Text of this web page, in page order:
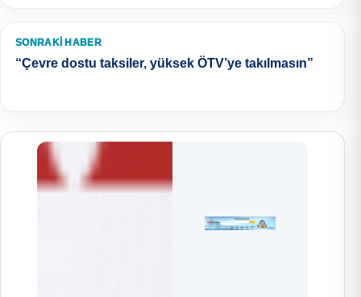
SONRAKI HABER
“Çevre dostu taksiler, yüksek ÖTV’ye takılmasın”